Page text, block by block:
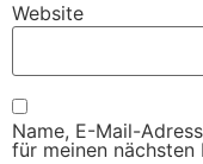
Website
Name, E-Mail-
für meinen nächsten